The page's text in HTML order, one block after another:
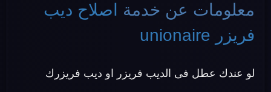
معلومات عن خدمة
اصلاح ديب
فريزر unionaire
لو عندك عطل فى الديب فريزر او ديب فريزرك